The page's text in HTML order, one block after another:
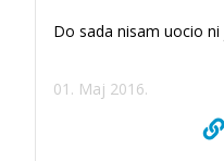
Do sada nisam uocio
01. Maj 2016.